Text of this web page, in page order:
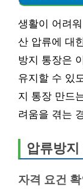
생활이 어려
산 압류에 대
방지 통장은
유지할 수 있
지 통장 만드
려움을 겪는
압류방
자격 요건 확